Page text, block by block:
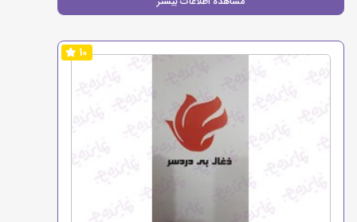
10